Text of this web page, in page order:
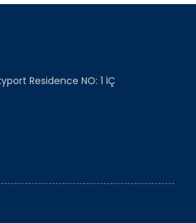
Residence NO: 1 İÇ